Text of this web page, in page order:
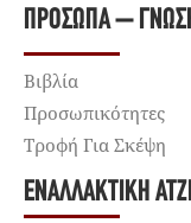
ΠΡΌΣΩΠΑ –
Βιβλία
Προσωπικότητες
Τροφή Για Σκέψη
ΕΝΑΛΛΑΚΤΙΚΉ